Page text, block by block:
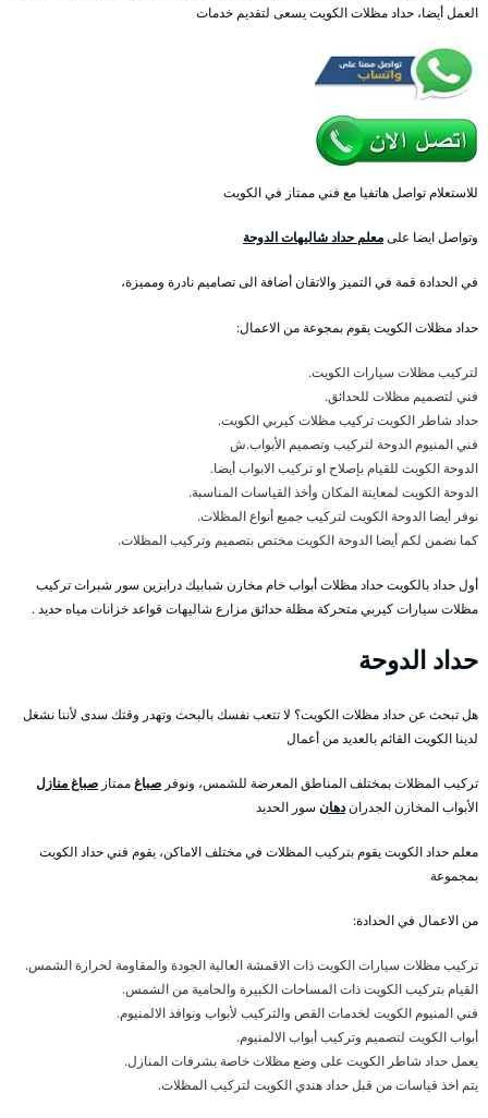
العمل أيضا، حداد مظلات الكويت يسعى لتقديم خدمات
للاستعلام تواصل هاتفيا مع فني ممتاز في الكويت
وتواصل ايضا علىمعلم حداد شاليهات الدوحة
في الحدادة قمة في التميز والاتقان أضافة الى تصاميم نادرة ومميزة،
حداد مظلات الكويت يقوم بمجوعة من الاعمال:
لتركيب مظلات سيارات الكويت.
فني لتصميم مظلات للحدائق.
حداد شاطر الكويت تركيب مظلات كيربي الكويت.
فني المنيوم الدوحة لتركيب وتصميم الأبواب.ش
الدوحة الكويت للقيام بإصلاح او تركيب الابواب أيضا.
الدوحة الكويت لمعاينة المكان وأخذ القياسات المناسبة.
نوفر أيضا الدوحة الكويت لتركيب جميع أنواع المظلات.
كما نضمن لكم أيضا الدوحة الكويت مختص بتصميم وتركيب المظلات.
أول حداد بالكويت حداد مظلات أبواب خام مخازن شبابيك درابزين سور شبرات تركيب
مظلات سيارات كيربي متحركة مظلة حدائق مزارع شاليهات قواعد خزانات مياه حديد .
حداد الدوحة
هل تبحث عن حداد مظلات الكويت؟ لا تتعب نفسك بالبحث وتهدر وقتك سدى لأننا نشغل
لدينا الكويت القائم بالعديد من أعمال
تركيب المظلات بمختلف المناطق المعرضة للشمس، ونوفر صباغممتاز صباغ منازل
الأبواب المخازن الجدراندهان سور الحديد
معلم حداد الكويت يقوم بتركيب المظلات في مختلف الاماكن، يقوم فني حداد الكويت
بمجموعة
من الاعمال في الحدادة:
تركيب مظلات سيارات الكويت ذات الاقمشة العالية الجودة والمقاومة لحرارة الشمس.
القيام بتركيب الكويت ذات المساحات الكبيرة والحامية من الشمس.
فني المنيوم الكويت لخدمات القص والتركيب لأبواب ونوافذ الالمنيوم.
أبواب الكويت لتصميم وتركيب أبواب الالمنيوم.
يعمل حداد شاطر الكويت على وضع مظلات خاصة بشرفات المنازل.
يتم اخذ قياسات من قبل حداد هندي الكويت لتركيب المظلات.